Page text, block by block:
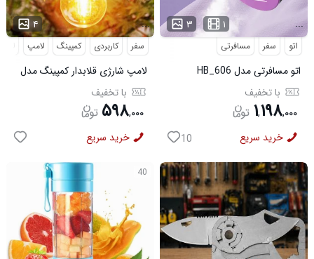
۴ ...
سفر کاربردی کمپینگ لامپ
لامپ شارژی قلابدار کمپینگ مدل
T01 با تخفیف
۵۹۸,۰۰۰
خرید سریع
۳ ۱ ...
اتو سفر مسافرتی
اتو مسافرتی مدل HB_606
با تخفیف
۱,۱۹۸,۰۰۰
خرید سریع 10
40